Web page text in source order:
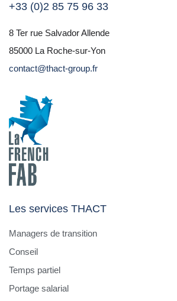
+33 (0)2 85 75 96 33
8 Ter rue Salvador Allende
85000 La Roche-sur-Yon
contact@thact-group.fr
Les services THACT
Managers de transition
Conseil
Temps partiel
Portage salarial